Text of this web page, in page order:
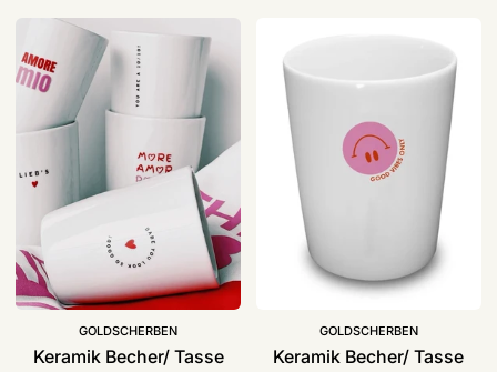
Keramik
Becher/
Tasse
Heart
Goldscherben
GOLDSCHERBEN
Keramik Becher/ Tasse
Becher/
Tasse
Goldscherben
GOLDSCHERBEN
Keramik Becher/ Tasse